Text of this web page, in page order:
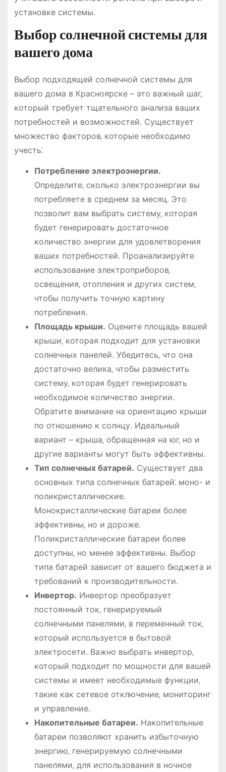
установке системы․
Выбор солнечной системы для
вашего дома
Выбор подходящей солнечной системы для
вашего дома в Красноярске – это важный шаг‚
который требует тщательного анализа ваших
потребностей и возможностей․ Существует
множество факторов‚ которые необходимо
учесть⁚
Потребление электроэнергии․
Определите‚ сколько электроэнергии вы
потребляете в среднем за месяц․ Это
позволит вам выбрать систему‚ которая
будет генерировать достаточное
количество энергии для удовлетворения
ваших потребностей․ Проанализируйте
использование электроприборов‚
освещения‚ отопления и других систем‚
чтобы получить точную картину
потребления․
Площадь крыши․ Оцените площадь вашей
крыши‚ которая подходит для установки
солнечных панелей․ Убедитесь‚ что она
достаточно велика‚ чтобы разместить
систему‚ которая будет генерировать
необходимое количество энергии․
Обратите внимание на ориентацию крыши
по отношению к солнцу․ Идеальный
вариант – крыша‚ обращенная на юг‚ но и
другие варианты могут быть эффективны․
Тип солнечных батарей․ Существует два
основных типа солнечных батарей⁚ моно- и
поликристаллические․
Монокристаллические батареи более
эффективны‚ но и дороже․
Поликристаллические батареи более
доступны‚ но менее эффективны․ Выбор
типа батарей зависит от вашего бюджета и
требований к производительности․
Инвертор․ Инвертор преобразует
постоянный ток‚ генерируемый
солнечными панелями‚ в переменный ток‚
который используется в бытовой
электросети․ Важно выбрать инвертор‚
который подходит по мощности для вашей
системы и имеет необходимые функции‚
такие как сетевое отключение‚ мониторинг
и управление․
Накопительные батареи․ Накопительные
батареи позволяют хранить избыточную
энергию‚ генерируемую солнечными
панелями‚ для использования в ночное